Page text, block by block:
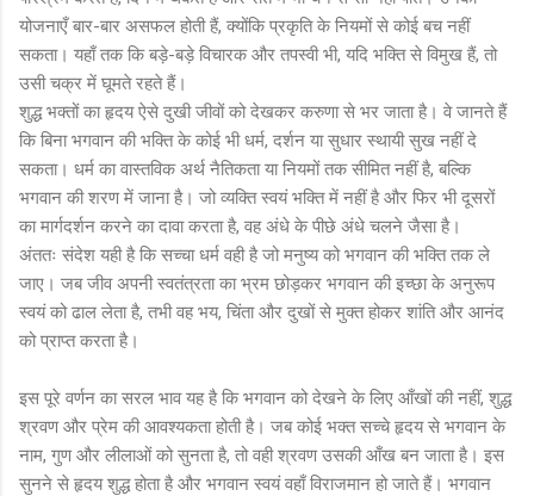
योजनाएँ बार-बार असफल होती हैं, क्योंकि प्रकृति के नियमों से कोई बच नहीं
सकता। यहाँ तक कि बड़े-बड़े विचारक और तपस्वी भी, यदि भक्ति से विमुख हैं, तो
उसी चक्र में घूमते रहते हैं।
शुद्ध भक्तों का हृदय ऐसे दुखी जीवों को देखकर करुणा से भर जाता है। वे जानते हैं
कि बिना भगवान की भक्ति के कोई भी धर्म, दर्शन या सुधार स्थायी सुख नहीं दे
सकता। धर्म का वास्तविक अर्थ नैतिकता या नियमों तक सीमित नहीं है, बल्कि
भगवान की शरण में जाना है। जो व्यक्ति स्वयं भक्ति में नहीं है और फिर भी दूसरों
का मार्गदर्शन करने का दावा करता है, वह अंधे के पीछे अंधे चलने जैसा है।
अंततः संदेश यही है कि सच्चा धर्म वही है जो मनुष्य को भगवान की भक्ति तक ले
जाए। जब जीव अपनी स्वतंत्रता का भ्रम छोड़कर भगवान की इच्छा के अनुरूप
स्वयं को ढाल लेता है, तभी वह भय, चिंता और दुखों से मुक्त होकर शांति और आनंद
को प्राप्त करता है।
इस पूरे वर्णन का सरल भाव यह है कि भगवान को देखने के लिए आँखों की नहीं, शुद्ध
श्रवण और प्रेम की आवश्यकता होती है। जब कोई भक्त सच्चे हृदय से भगवान के
नाम, गुण और लीलाओं को सुनता है, तो वही श्रवण उसकी आँख बन जाता है। इस
सुनने से हृदय शुद्ध होता है और भगवान स्वयं वहाँ विराजमान हो जाते हैं। भगवान